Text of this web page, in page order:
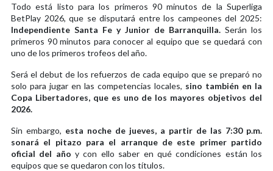
Todo está listo para los primeros 90 minutos de la Superliga
BetPlay 2026, que se disputará entre los campeones del 2025:
Independiente Santa Fe y Junior de Barranquilla. Serán los
primeros 90 minutos para conocer al equipo que se quedará con
uno de los primeros trofeos del año.
Será el debut de los refuerzos de cada equipo que se preparó no
solo para jugar en las competencias locales, sino también en la
Copa Libertadores, que es uno de los mayores objetivos del
2026.
Sin embargo, esta noche de jueves, a partir de las 7:30 p.m.
sonará el pitazo para el arranque de este primer partido
oficial del año y con ello saber en qué condiciones están los
equipos que se quedaron con los títulos.